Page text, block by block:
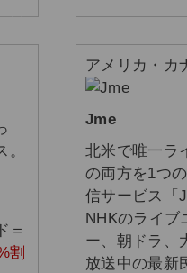
＝
割
アメリカ・カ
Jme
北米で唯一ラ
の両方を1つ
信サービス「
NHKのライブ
ー、朝ドラ、
放送中の最新